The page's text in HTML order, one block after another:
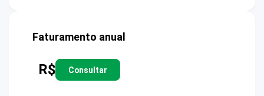
Faturamento anual
R$ Consultar